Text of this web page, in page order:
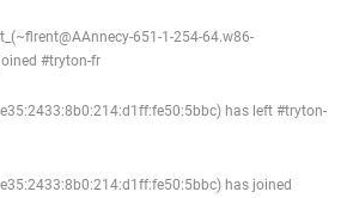
651-1-254-64.w86-
#tryton-fr
has left #tryton-
has joined